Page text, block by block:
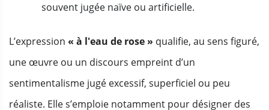
souvent jugée naïve ou artificielle.
L’expression « à l'eau de rose » qualifie, au sens figuré,
une œuvre ou un discours empreint d’un
sentimentalisme jugé excessif, superficiel ou peu
réaliste. Elle s’emploie notamment pour désigner des